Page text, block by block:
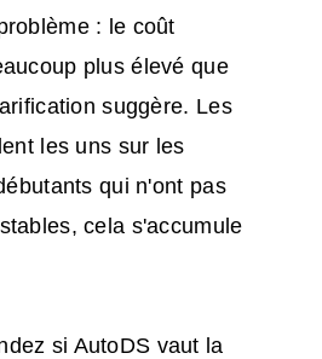
: le coût
plus élevé que
suggère. Les
les uns sur les
qui n'ont pas
cela s'accumule
si AutoDS vaut la